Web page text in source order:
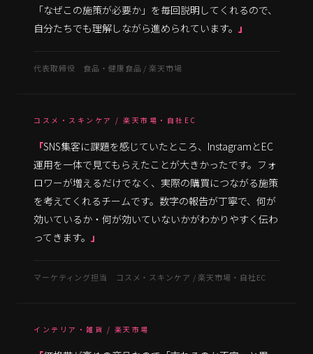
「なぜこの施策が必要か」を毎回説明してくれるので、
自分たちでも理解しながら進められています。
代表取締役 食品・健康食品 / 楽天市場
コスメ・スキンケア / 楽天市場・自社EC
SNS集客に課題を感じていたところ、InstagramとEC
運用を一体で見てもらえたことが大きかったです。フォ
ロワーが増えるだけでなく、実際の購買につながる施策
を考えてくれるチームです。数字の報告が丁寧で、何が
効いているか・何が効いていないかがわかりやすく伝わ
ってきます。
マーケティング担当 コスメ・スキンケア / 楽天市場・自社EC
インテリア・雑貨 / 楽天市場